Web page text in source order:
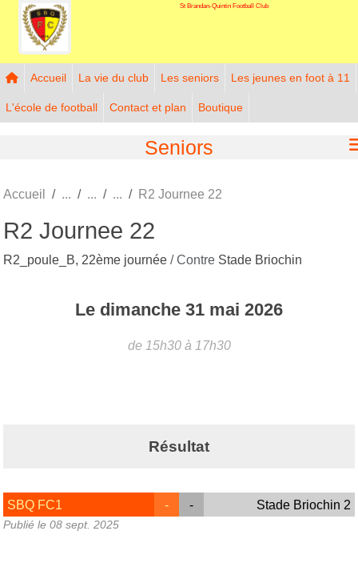
St Brandan-Quintin Football Club
Accueil La vie du club Les seniors Les jeunes en foot à 11
L'école de football Contact et plan Boutique
Seniors
Accueil R2 Journee 22
R2 Journee 22
R2_poule_B, 22ème journée / Contre Stade Briochin
Le dimanche 31 mai 2026
de 15h30 à 17h30
Résultat
SBQ FC1 - - Stade Briochin 2
Publié le 08 sept. 2025
Panneau de gestion des cookies